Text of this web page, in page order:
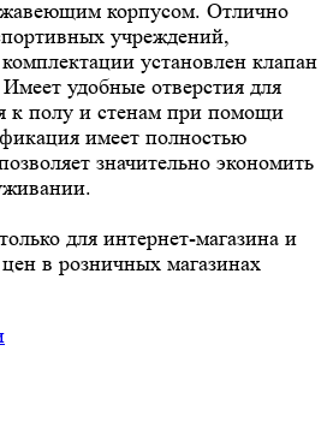
корпусом. Отлично
учреждений,
установлен клапан
удобные отверстия для
к полу и стенам при помощи
имеет полностью
значительно экономить
для интернет-магазина и
в розничных магазинах